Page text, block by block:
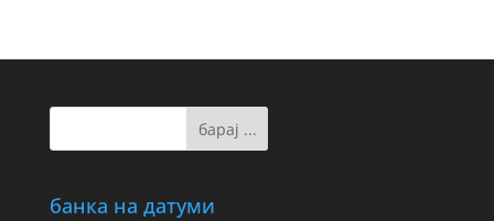
банка на датуми